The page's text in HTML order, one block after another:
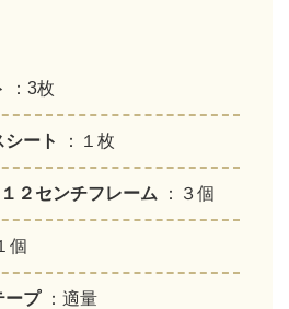
：3枚
ート ：１枚
２センチフレーム ：３個
個
ープ ：適量